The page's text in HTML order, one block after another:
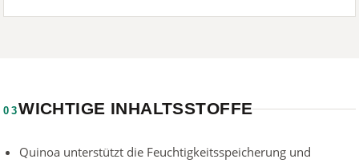
03WICHTIGE INHALTSSTOFFE
Quinoa unterstützt die Feuchtigkeitsspeicherung und